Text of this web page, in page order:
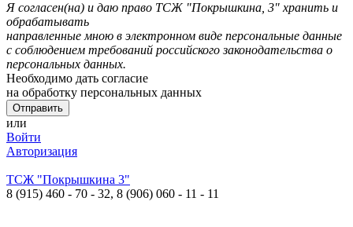
Я согласен(на) и даю право ТСЖ "Покрышкина, 3" хранить и
обрабатывать
направленные мною в электронном виде персональные данные
с соблюдением требований российского законодательства о
персональных данных.
Необходимо дать согласие
на обработку персональных данных
или
Войти
Авторизация
ТСЖ "Покрышкина 3"
8 (915) 460 - 70 - 32, 8 (906) 060 - 11 - 11